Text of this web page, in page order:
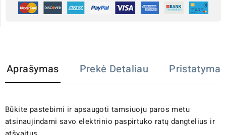
Aprašymas Prekė Detaliau Pristatymas
Būkite pastebimi ir apsaugoti tamsiuoju paros metu
atsinaujindami savo elektrinio paspirtuko ratų dangtelius ir